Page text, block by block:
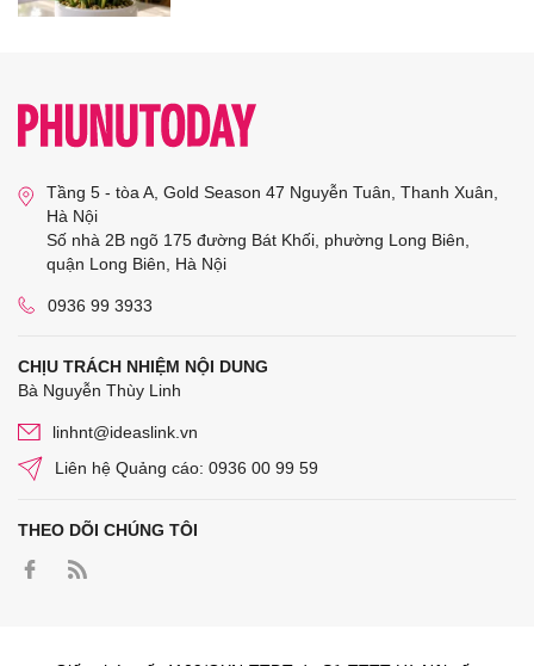
Tầng 5 - tòa A, Gold Season 47 Nguyễn Tuân, Thanh Xuân,
Hà Nội
Số nhà 2B ngõ 175 đường Bát Khối, phường Long Biên,
quận Long Biên, Hà Nội
0936 99 3933
CHỊU TRÁCH NHIỆM NỘI DUNG
Bà Nguyễn Thùy Linh
linhnt@ideaslink.vn
Liên hệ Quảng cáo: 0936 00 99 59
THEO DÕI CHÚNG TÔI